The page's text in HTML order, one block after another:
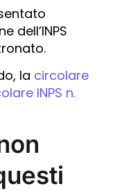
dell’INPS
la circolare
INPS n.